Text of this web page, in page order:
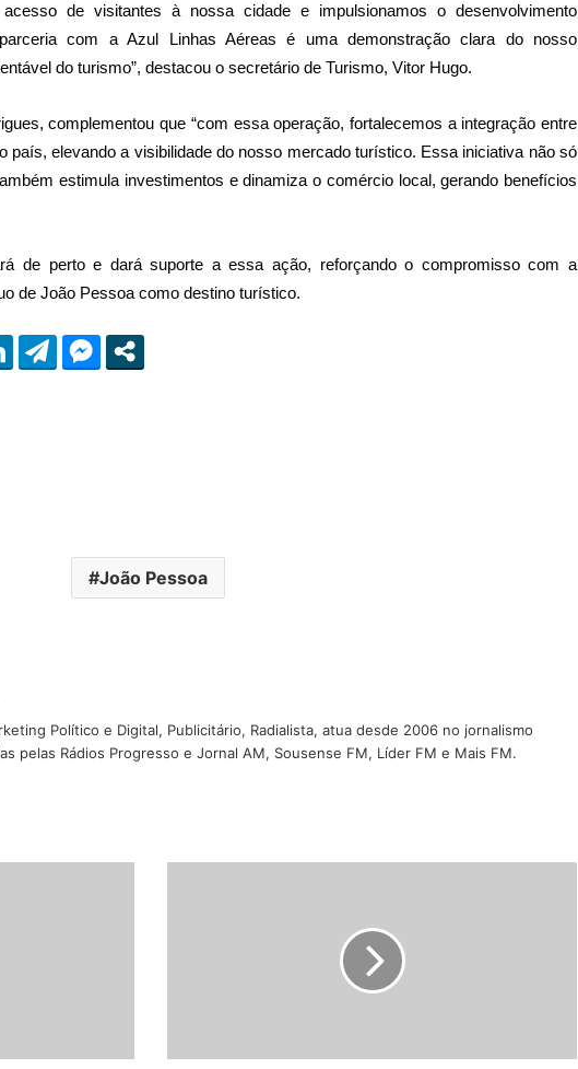
de visitantes à nossa cidade e impulsionamos o desenvolvimento
com a Azul Linhas Aéreas é uma demonstração clara do nosso
do turismo”, destacou o secretário de Turismo, Vitor Hugo.
complementou que “com essa operação, fortalecemos a integração entre
país, elevando a visibilidade do nosso mercado turístico. Essa iniciativa não só
estimula investimentos e dinamiza o comércio local, gerando benefícios
de perto e dará suporte a essa ação, reforçando o compromisso com a
de João Pessoa como destino turístico.
João Pessoa
Político e Digital, Publicitário, Radialista, atua desde 2006 no jornalismo
pelas Rádios Progresso e Jornal AM, Sousense FM, Líder FM e Mais FM.